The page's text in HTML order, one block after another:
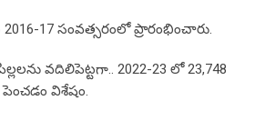
17 సంవత్సరంలో ప్రారంభించారు.
వదిలిపెట్టగా.. 2022-23 లో 23,748
పెంచడం విశేషం.